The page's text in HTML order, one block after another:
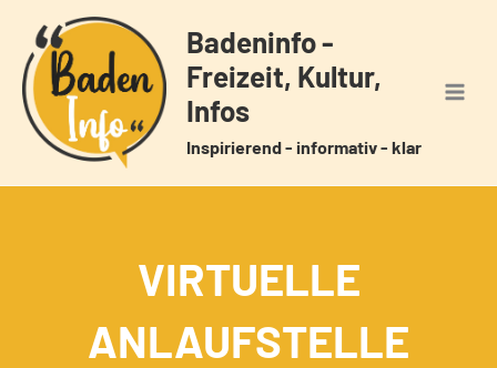
Inhalt
springen
Badeninfo -
Freizeit, Kultur,
Infos
Inspirierend - informativ - klar
VIRTUELLE
ANLAUFSTELLE